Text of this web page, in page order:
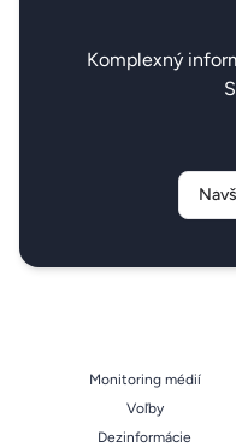
Komplexný
Monitoring médií
Voľby
Dezinformácie